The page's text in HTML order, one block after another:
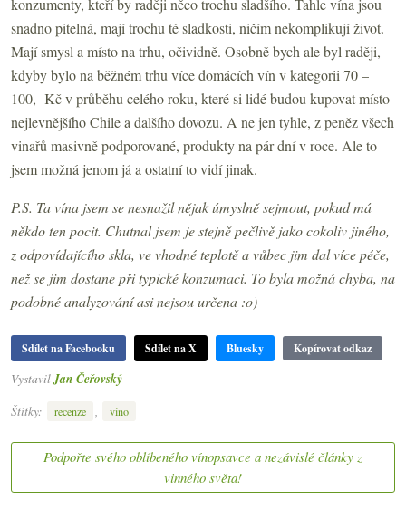
snadno pitelná, mají trochu té sladkosti, ničím nekomplikují život.
Mají smysl a místo na trhu, očividně. Osobně bych ale byl raději,
kdyby bylo na běžném trhu více domácích vín v kategorii 70 –
100,- Kč v průběhu celého roku, které si lidé budou kupovat místo
nejlevnějšího Chile a dalšího dovozu. A ne jen tyhle, z peněz všech
vinařů masivně podporované, produkty na pár dní v roce. Ale to
jsem možná jenom já a ostatní to vidí jinak.
P.S. Ta vína jsem se nesnažil nějak úmyslně sejmout, pokud má
někdo ten pocit. Chutnal jsem je stejně pečlivě jako cokoliv jiného,
z odpovídajícího skla, ve vhodné teplotě a vůbec jim dal více péče,
než se jim dostane při typické konzumaci. To byla možná chyba, na
podobné analyzování asi nejsou určena :o)
Sdílet na Facebooku Sdílet na X Bluesky Kopírovat odkaz
Vystavil Jan Čeřovský
Štítky:
recenze , víno
Podpořte svého oblíbeného vínopsavce a nezávislé články z
vinného světa!